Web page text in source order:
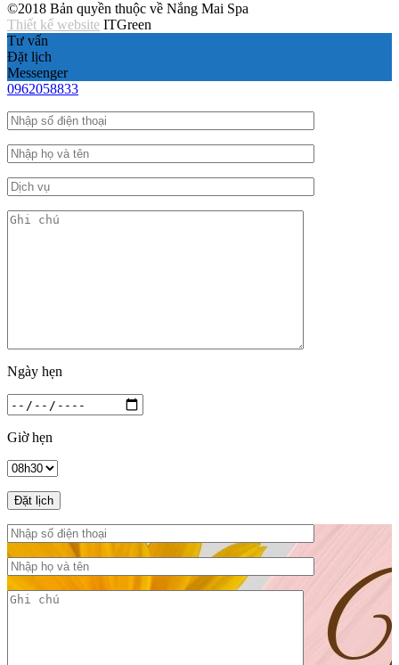
©2018 Bản quyền thuộc về Nắng Mai Spa
Thiết kế website ITGreen
Tư vấn
Đặt lịch
Messenger
0962058833
Ngày hẹn
Giờ hẹn